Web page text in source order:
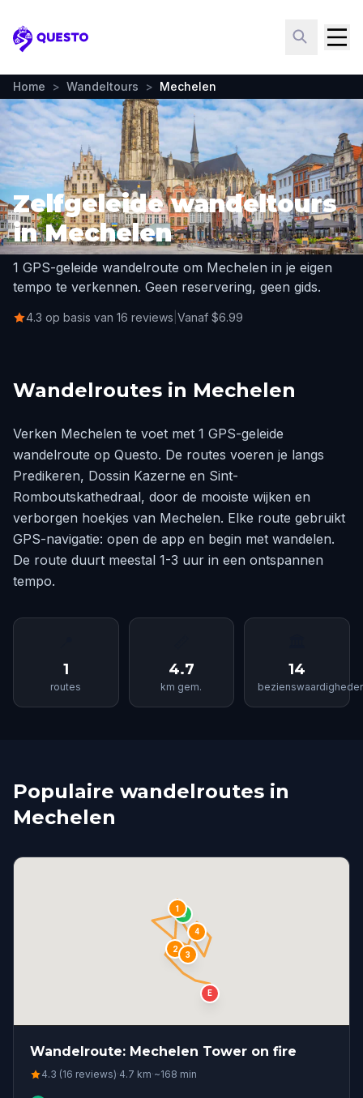
Questo
Home > Wandeltours > Mechelen
Zelfgeleide wandeltours
in Mechelen
1 GPS-geleide wandelroute om Mechelen in je eigen
tempo te verkennen. Geen reservering, geen gids.
4.3 op basis van 16 reviews Vanaf $6.99
Wandelroutes in Mechelen
Verken Mechelen te voet met 1 GPS-geleide
wandelroute op Questo. De routes voeren je langs
Predikeren, Dossin Kazerne en Sint-
Romboutskathedraal, door de mooiste wijken en
verborgen hoekjes van Mechelen. Elke route gebruikt
GPS-navigatie: open de app en begin met wandelen.
De route duurt meestal 1-3 uur in een ontspannen
tempo.
1
routes
4.7
km gem.
14
Populaire wandelroutes in
Mechelen
S
1
2
3
4
E
Wandelroute: Mechelen Tower on fire
4.3 (16 reviews)·4.7 km·~168 min